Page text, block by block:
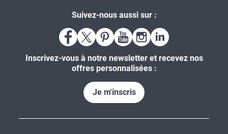
Suivez-nous aussi sur :
Inscrivez-vous à notre newsletter et recevez nos
offres personnalisées :
Je m'inscris